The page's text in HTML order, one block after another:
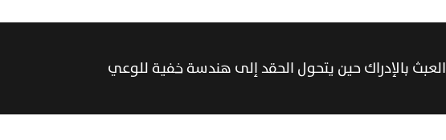
العبث بالإدراك حين يتحول الحقد إلى هندسة خفية للوعي